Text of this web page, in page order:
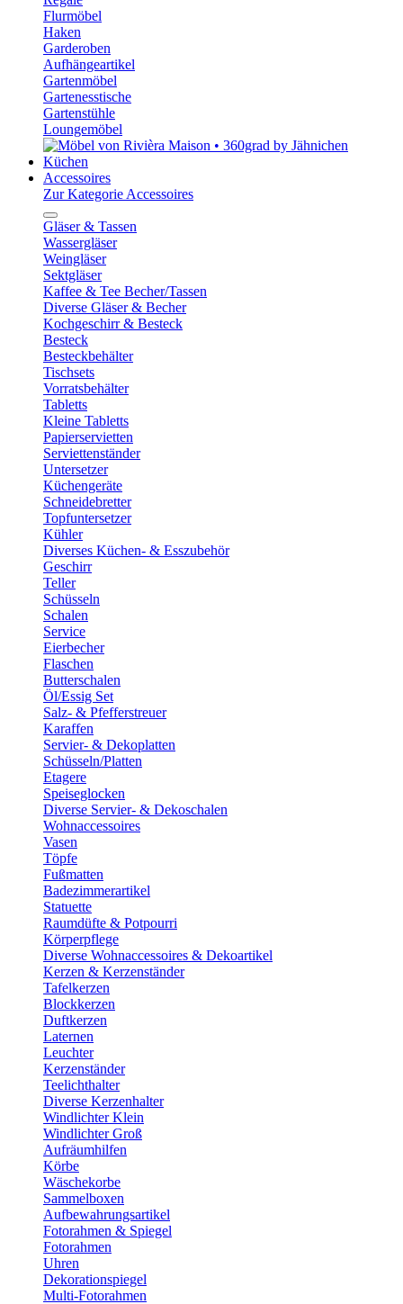
Flurmöbel
Haken
Garderoben
Aufhängeartikel
Gartenmöbel
Gartenesstische
Gartenstühle
Loungemöbel
Küchen
Accessoires
Zur Kategorie Accessoires
Gläser & Tassen
Wassergläser
Weingläser
Sektgläser
Kaffee & Tee Becher/Tassen
Diverse Gläser & Becher
Kochgeschirr & Besteck
Besteck
Besteckbehälter
Tischsets
Vorratsbehälter
Tabletts
Kleine Tabletts
Papierservietten
Serviettenständer
Untersetzer
Küchengeräte
Schneidebretter
Topfuntersetzer
Kühler
Diverses Küchen- & Esszubehör
Geschirr
Teller
Schüsseln
Schalen
Service
Eierbecher
Flaschen
Butterschalen
Öl/Essig Set
Salz- & Pfefferstreuer
Karaffen
Servier- & Dekoplatten
Schüsseln/Platten
Etagere
Speiseglocken
Diverse Servier- & Dekoschalen
Wohnaccessoires
Vasen
Töpfe
Fußmatten
Badezimmerartikel
Statuette
Raumdüfte & Potpourri
Körperpflege
Diverse Wohnaccessoires & Dekoartikel
Kerzen & Kerzenständer
Tafelkerzen
Blockkerzen
Duftkerzen
Laternen
Leuchter
Kerzenständer
Teelichthalter
Diverse Kerzenhalter
Windlichter Klein
Windlichter Groß
Aufräumhilfen
Körbe
Wäschekorbe
Sammelboxen
Aufbewahrungsartikel
Fotorahmen & Spiegel
Fotorahmen
Uhren
Dekorationspiegel
Multi-Fotorahmen